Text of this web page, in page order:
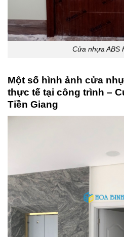
Cửa nhựa ABS
Một số hình ảnh cửa
thực tế tại công trình –
Tiền Giang